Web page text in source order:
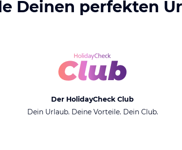
Deinen perfekten
Der HolidayCheck Club
Dein Urlaub. Deine Vorteile. Dein Club.